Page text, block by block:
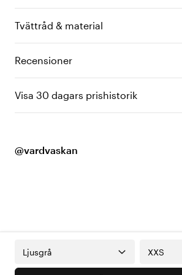
Tvättråd & material
Recensioner
Visa 30 dagars prishistorik
@vardvaskan
Ljusgrå XXS